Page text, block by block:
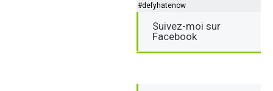
#defyhatenow
Suivez-moi sur
Facebook